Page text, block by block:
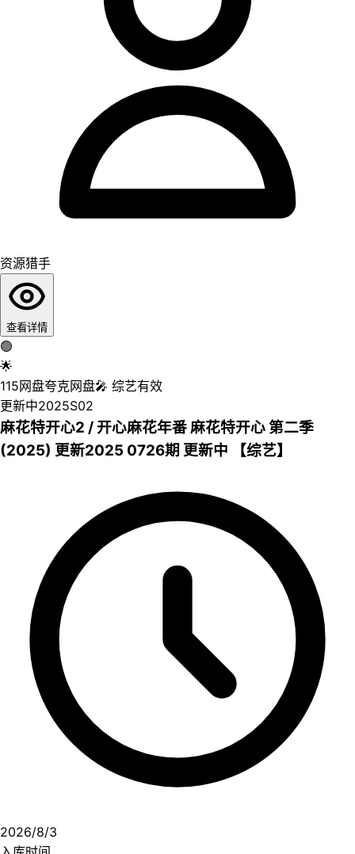
资源猎手
查看详情
🟢
🌟
115网盘夸克网盘🎤 综艺有效
更新中2025S02
麻花特开心2 / 开心麻花年番 麻花特开心 第二季
(2025) 更新2025 0726期 更新中 【综艺】
2026/8/3